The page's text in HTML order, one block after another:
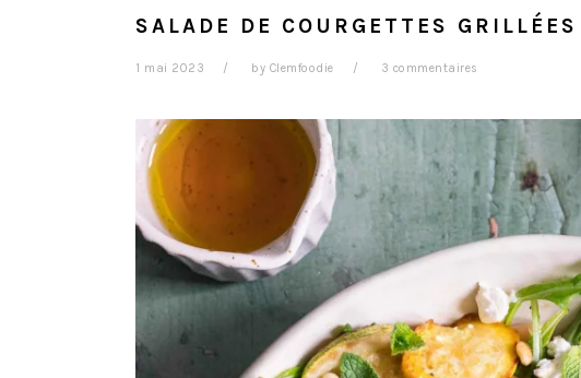
SALADE DE COURGETTES
1 mai 2023 by Clemfoodie 3 commentaires